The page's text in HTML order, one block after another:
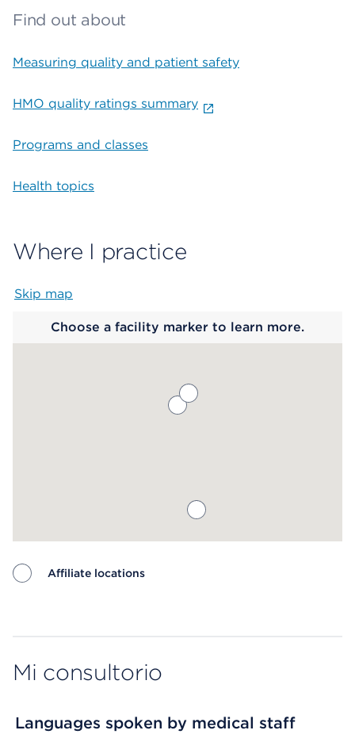
Find out about
Measuring quality and patient safety
HMO quality ratings summary
Programs and classes
Health topics
Where I practice
Skip map
Choose a facility marker to learn more.
Affiliate locations
Mi consultorio
Languages spoken by medical staff